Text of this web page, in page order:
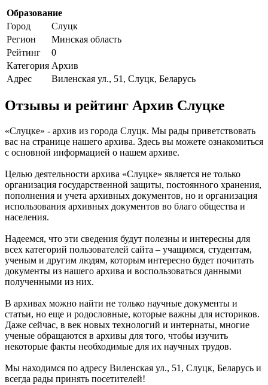
Образование
Город
Слуцк
Регион
Минская область
Рейтинг
0
Категория Архив
Адрес
Виленская ул., 51, Слуцк, Беларусь
Отзывы и рейтинг Архив Слуцке
«Слуцке» - архив из города Слуцк. Мы рады приветствовать
вас на странице нашего архива. Здесь вы можете ознакомиться
с основной информацией о нашем архиве.
Целью деятельности архива «Слуцке» является не только
организация государственной защиты, постоянного хранения,
пополнения и учета архивных документов, но и организация
использования архивных документов во благо общества и
населения.
Надеемся, что эти сведения будут полезны и интересны для
всех категорий пользователей сайта – учащимся, студентам,
ученым и другим людям, которым интересно будет почитать
документы из нашего архива и воспользоваться данными
полученными из них.
В архивах можно найти не только научные документы и
статьи, но еще и родословные, которые важны для историков.
Даже сейчас, в век новых технологий и интернаты, многие
ученые обращаются в архивы для того, чтобы изучить
некоторые факты необходимые для их научных трудов.
Мы находимся по адресу Виленская ул., 51, Слуцк, Беларусь и
всегда рады принять посетителей!